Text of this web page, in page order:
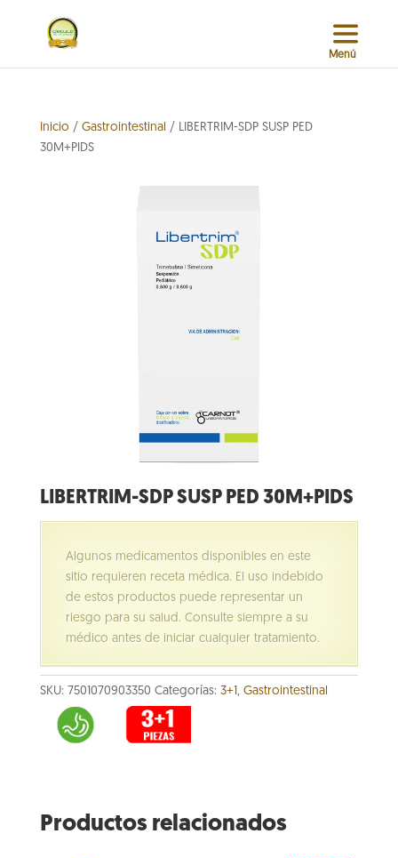
Inicio / Gastrointestinal / LIBERTRIM-SDP SUSP PED
30M+PIDS
LIBERTRIM-SDP SUSP PED 30M+PIDS
Algunos medicamentos disponibles en este
sitio requieren receta médica. El uso indebido
de estos productos puede representar un
riesgo para su salud. Consulte siempre a su
médico antes de iniciar cualquier tratamiento.
SKU: 7501070903350 Categorías: 3+1, Gastrointestinal
Productos relacionados